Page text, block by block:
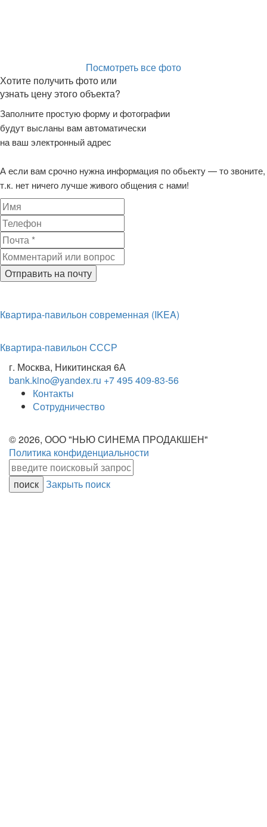
Посмотреть все фото
Хотите получить фото или
узнать цену этого объекта?
Заполните простую форму и фотографии
будут высланы вам автоматически
на ваш электронный адрес
А если вам срочно нужна информация по обьекту — то звоните,
т.к. нет ничего лучше живого общения с нами!
Отправить на почту
Квартира-павильон современная (IKEA)
Квартира-павильон СССР
г. Москва, Никитинская 6А
bank.kino@yandex.ru +7 495 409-83-56
Контакты
Сотрудничество
© 2026, ООО "НЬЮ СИНЕМА ПРОДАКШЕН"
Политика конфиденциальности
Закрыть поиск